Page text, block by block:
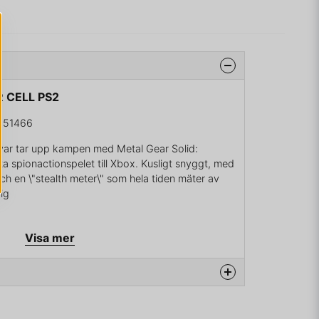
CELL PS2
51466
tar upp kampen med Metal Gear Solid:
spionactionspelet till Xbox. Kusligt snyggt, med
en \"stealth meter\" som hela tiden mäter av
Visa mer
produkten...